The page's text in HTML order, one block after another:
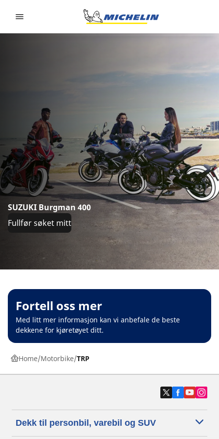
SUZUKI Burgman 400
Fullfør søket mitt
Fortell oss mer
Med litt mer informasjon kan vi anbefale de beste
dekkene for kjøretøyet ditt.
Home Motorbike TRP
Dekk til personbil, varebil og SUV